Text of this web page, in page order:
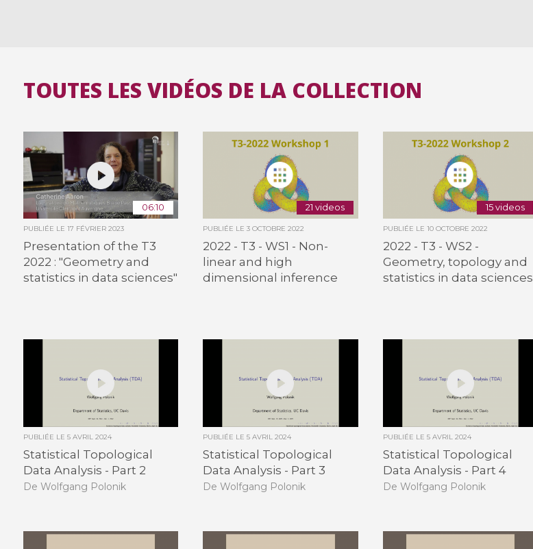
TOUTES LES VIDÉOS DE LA COLLECTION
06:10
PUBLIÉE LE 17 FÉVRIER 2023
Presentation of the T3
2022 : "Geometry and
statistics in data sciences"
21 videos
PUBLIÉE LE3 OCTOBRE 2022
2022 - T3 - WS1 - Non-
linear and high
dimensional inference
15 videos
PUBLIÉE LE 10 OCTOBRE 2022
2022 - T3 - WS2 -
Geometry, topology and
statistics in data sciences
PUBLIÉE LE 5 AVRIL 2024
Statistical Topological
Data Analysis - Part 2
De Wolfgang Polonik
PUBLIÉE LE5 AVRIL 2024
Statistical Topological
Data Analysis - Part 3
De Wolfgang Polonik
PUBLIÉE LE 5 AVRIL 2024
Statistical Topological
Data Analysis - Part 4
De Wolfgang Polonik